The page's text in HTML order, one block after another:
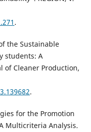
.
the Sustainable
students: A
of Cleaner Production,
.
for the Promotion
Multicriteria Analysis.